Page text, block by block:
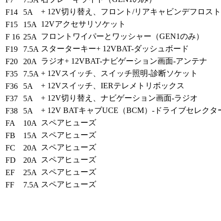
F14
5A
+ 12V切り替え、フロント/リアキャビンデフロス
F15
15A
12Vアクセサリソケット
F 16 25A
フロントワイパーとワッシャー（GEN1のみ）
F19
7.5A スターターキー+ 12VBAT-ダッシュボード
F20
20A
ラジオ+ 12VBAT-ナビゲーション画面-アンテナ
F35
7.5A + 12Vスイッチ、スイッチ照明-診断ソケット
F36
5A
+ 12Vスイッチ、IERテレメトリボックス
F37
5A
+ 12V切り替え、ナビゲーション画面-ラジオ
F38
5A
+ 12V BATキャブUCE（BCM）-ドライブセレクタ
FA
10A
スペアヒューズ
FB
15A
スペアヒューズ
FC
20A
スペアヒューズ
FD
20A
スペアヒューズ
EF
25A
スペアヒューズ
FF
7.5A スペアヒューズ